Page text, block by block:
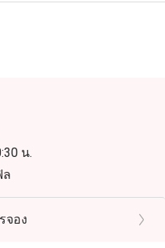
Gravy) และซุป
กับพิซซ่า และพาสต้าที่
านแสนอร่อย อาทิ เมนู
รมื้อค่ำ พร้อมให้บริการทุก
งแต่เวลา 18:00 น. ถึง
าน น.
ล
ร์-วันศุกร์ 12:00-14:30 น.
จอง